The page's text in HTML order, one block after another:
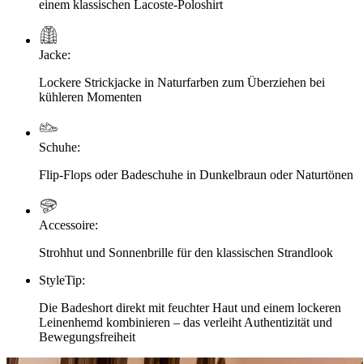
einem klassischen Lacoste-Poloshirt
Jacke:
Lockere Strickjacke in Naturfarben zum Überziehen bei
kühleren Momenten
Schuhe:
Flip-Flops oder Badeschuhe in Dunkelbraun oder Naturtönen
Accessoire:
Strohhut und Sonnenbrille für den klassischen Strandlook
StyleTip:
Die Badeshort direkt mit feuchter Haut und einem lockeren
Leinenhemd kombinieren – das verleiht Authentizität und
Bewegungsfreiheit